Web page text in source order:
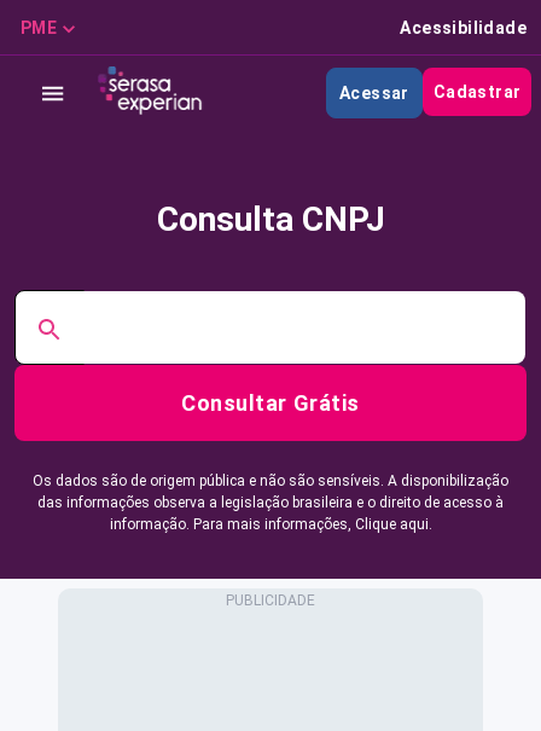
PME Acessibilidade
Acessar Cadastrar
Consulta CNPJ
Consultar Grátis
Os dados são de origem pública e não são sensíveis. A disponibilização
das informações observa a legislação brasileira e o direito de acesso à
informação. Para mais informações, Clique aqui.